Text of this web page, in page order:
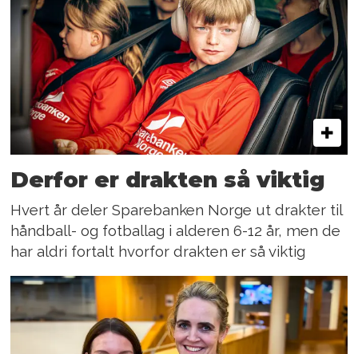
Derfor er drakten så viktig
Hvert år deler Sparebanken Norge ut drakter til
håndball- og fotballag i alderen 6-12 år, men de
har aldri fortalt hvorfor drakten er så viktig